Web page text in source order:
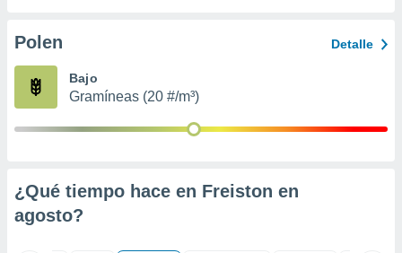
e
mediante
de
Polen Detalle
Bajo
Gramíneas (20 #/m³)
¿Qué tiempo hace en Freiston en
agosto?